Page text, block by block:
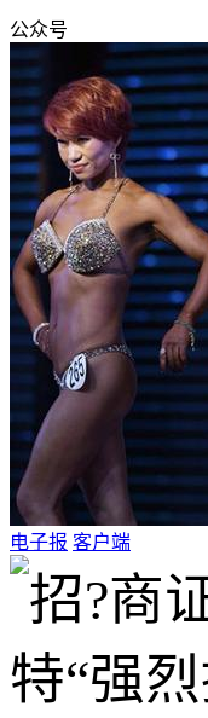
公众号
电子报 客户端